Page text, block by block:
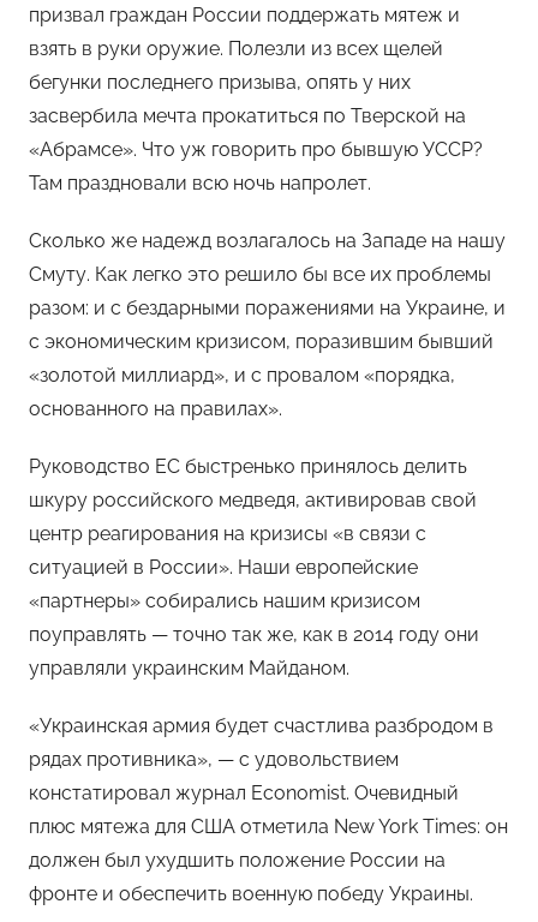
призвал граждан России поддержать мятеж и
взять в руки оружие. Полезли из всех щелей
бегунки последнего призыва, опять у них
засвербила мечта прокатиться по Тверской на
«Абрамсе». Что уж говорить про бывшую УССР?
Там праздновали всю ночь напролет.
Сколько же надежд возлагалось на Западе на нашу
Смуту. Как легко это решило бы все их проблемы
разом: и с бездарными поражениями на Украине, и
с экономическим кризисом, поразившим бывший
«золотой миллиард», и с провалом «порядка,
основанного на правилах».
Руководство ЕС быстренько принялось делить
шкуру российского медведя, активировав свой
центр реагирования на кризисы «в связи с
ситуацией в России». Наши европейские
«партнеры» собирались нашим кризисом
поуправлять — точно так же, как в 2014 году они
управляли украинским Майданом.
«Украинская армия будет счастлива разбродом в
рядах противника», — с удовольствием
констатировал журнал Economist. Очевидный
плюс мятежа для США отметила New York Times: он
должен был ухудшить положение России на
фронте и обеспечить военную победу Украины.